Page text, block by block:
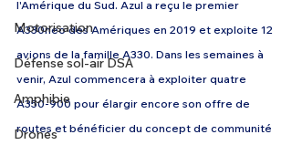
Motorisation
Défense sol-air DSA
Amphibie
Drones
l'Amérique du Sud. Azul a reçu le premier
A330neo des Amériques en 2019 et exploite 12
avions de la famille A330. Dans les semaines à
venir, Azul commencera à exploiter quatre
A350-900 pour élargir encore son offre de
routes et bénéficier du concept de communité